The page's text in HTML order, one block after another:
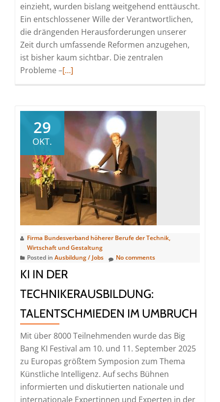
einzieht, wurden bislang weitgehend enttäuscht.
Ein entschlossener Wille der Verantwortlichen,
die drängenden Herausforderungen unserer
Zeit durch umfassende Reformen anzugehen,
ist bisher kaum sichtbar. Die zentralen
Probleme –Read
Jahresrückblick
2025:
Berufliche
Bildung,
Fachkräftesicherung
und
politische
Erfolge
im
Fokus
[…]
29
OKT.
Firma Bundesverband höherer Berufe der Technik,
Wirtschaft und Gestaltung
Posted in Ausbildung / Jobs No comments
KI IN DER
TECHNIKERAUSBILDUNG:
TALENTSCHMIEDEN IM UMBRUCH
Mit über 8000 Teilnehmenden wurde das Big
Bang KI Festival am 10. und 11. September 2025
zu Europas größtem Symposion zum Thema
Künstliche Intelligenz. Auf sechs Bühnen
informierten und diskutierten nationale und
internationale Expertinnen und Experten in der